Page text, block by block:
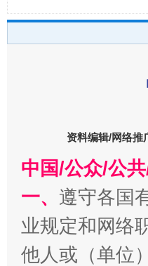
全民健身五年计划来
资料编辑/网络推
中国/公众/公
一、 遵守各国
业规定和网络
他人或（单位